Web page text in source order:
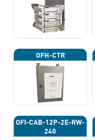
OFH-CTR
OFI-CAB-12P-2E-RW-
240